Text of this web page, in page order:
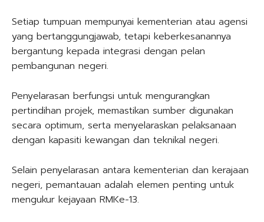
Setiap tumpuan mempunyai kementerian atau agensi
yang bertanggungjawab, tetapi keberkesanannya
bergantung kepada integrasi dengan pelan
pembangunan negeri.
Penyelarasan berfungsi untuk mengurangkan
pertindihan projek, memastikan sumber digunakan
secara optimum, serta menyelaraskan pelaksanaan
dengan kapasiti kewangan dan teknikal negeri.
Selain penyelarasan antara kementerian dan kerajaan
negeri, pemantauan adalah elemen penting untuk
mengukur kejayaan RMKe-13.